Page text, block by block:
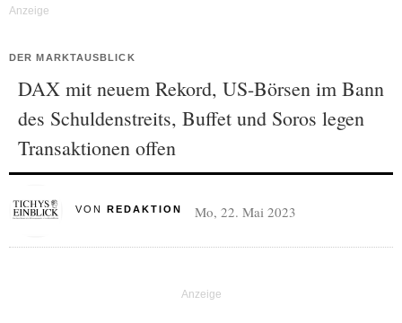
DER MARKTAUSBLICK
DAX mit neuem Rekord, US-Börsen im Bann
des Schuldenstreits, Buffet und Soros legen
Transaktionen offen
VON REDAKTION Mo, 22. Mai 2023